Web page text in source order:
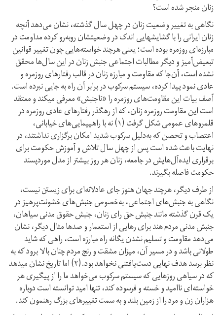
زنان منجر شده است؟
نگاهی به تغییر وضعیت زنان در چهل ‏سال گذشته، نشان می‌دهد آنچه
زنان ایرانی را با گشایش‎هایی اندک در وضعیتشان روبه‌رو کرده مداومت در
مبارزه‌ای روزمره بوده است؛ یعنی هرچند خواسته‏‌هایی چون تغییر قوانین
تبعیض‌آمیز و دیگر مطالبات اجتماعی جنبش زنان در این سال‌ها محقق
نشده است، آن‌جا که مقاومت و مبارزه زنان در قالب رفتارهای روزمره و
عادی نمود پیدا کرده، سیستم سرکوب در برابر آن راه به جایی نبرده است.
آصف بیات این مقاومت‌های روزمره را «ناجنبش» معرفی می‎کند و معتقد
است این مقاومت روزمره زنان، که از رهگذر رفتارهای عادی روزمره در
قلمروهای عمومی شکل گرفت (۱) نه با راهپیمایی‏‌های خیابانی،
اعتصاب و تحصن که به‌دلیل سرکوب شدید امکان برگزاری نداشتند، در
نهایت باعث شده است پس از چهل‌ سال تلاش و آموزش حکومت برای
برقراری ایده‌آل‌هایش در جامعه، زنان هر روز بیشتر از مدل مورد‌پسند
حکومت فاصله بگیرند.
از طرف دیگر، هرچند جهان هنوز جای عادلانه‌‏ای برای زیستن نیست،
نگاهی به جنبش‌های اجتماعی، به‌خصوص جنبش‌های خشونت‌پرهیز در
یک قرن گذشته مانند جنبش حق رای زنان، جنبش حقوق مدنی سیاهان،
جنبش مدنی مردم هند برای رهایی از استعمار و صدها مثال دیگر، نشان
می‌دهد مقاومت و تسلیم نشدن یگانه راه مبارزه است، راهی که شاید
طولانی باشد و در مسیر آن، میزان مشقت‎ و رنج مردم چنان بالا برود که به
نظر برسد هدف نهایی دست‌یافتنی نخواهد بود.(۲) اما تاریخ نشان می‎دهد
که در سیاهی روزهایی که سیستم سرکوب می‌‏خواهد ما را از پیگیری هر
خواسته‌ای نا‌امید و خسته و فرسوده کند، تنها امید توانسته است دوباره
هزاران زن و مرد را از زمین بلند و به سمت تغییرهای بزرگ رهنمون کند.